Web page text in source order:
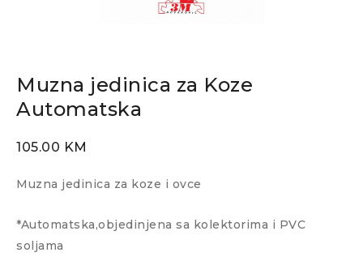
Muzna jedinica za Koze
Automatska
105.00 KM
Muzna jedinica za koze i ovce
*Automatska,objedinjena sa kolektorima i PVC
soljama